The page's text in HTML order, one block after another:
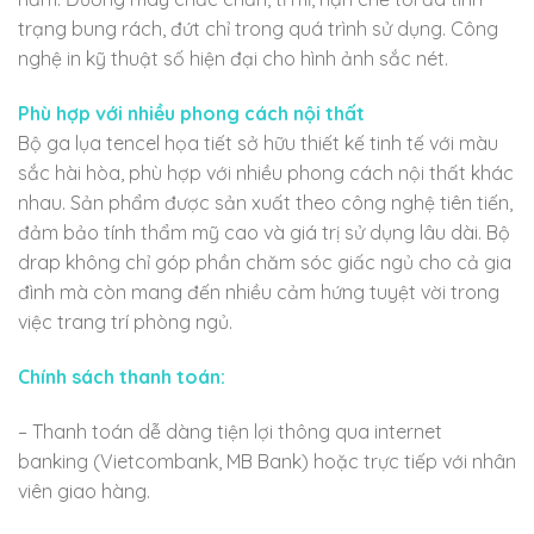
trạng bung rách, đứt chỉ trong quá trình sử dụng. Công
nghệ in kỹ thuật số hiện đại cho hình ảnh sắc nét.
Phù hợp với nhiều phong cách nội thất
Bộ ga lụa tencel họa tiết sở hữu thiết kế tinh tế với màu
sắc hài hòa, phù hợp với nhiều phong cách nội thất khác
nhau. Sản phẩm được sản xuất theo công nghệ tiên tiến,
đảm bảo tính thẩm mỹ cao và giá trị sử dụng lâu dài. Bộ
drap không chỉ góp phần chăm sóc giấc ngủ cho cả gia
đình mà còn mang đến nhiều cảm hứng tuyệt vời trong
việc trang trí phòng ngủ.
Chính sách thanh toán:
– Thanh toán dễ dàng tiện lợi thông qua internet
banking (Vietcombank, MB Bank) hoặc trực tiếp với nhân
viên giao hàng.